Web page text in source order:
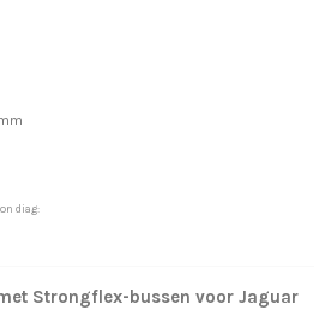
diag:
Strongflex-bussen voor Jaguar